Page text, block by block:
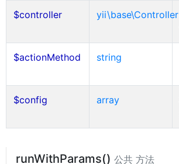
$controller yii\base\Controller
$actionMethod string
$config array
runWithParams() 公共 方法